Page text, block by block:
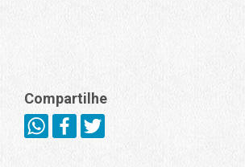
Compartilhe